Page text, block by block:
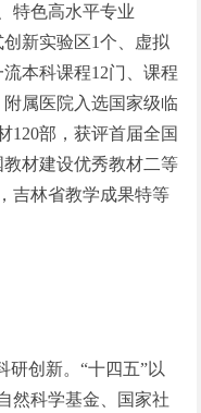
特色高水平专业
创新实验区1个、虚拟
本科课程12门、课程
属医院入选国家级临
120部，获评首届全国
材建设优秀教材二等
吉林省教学成果特等
研创新。“十四五”以
然科学基金、国家社